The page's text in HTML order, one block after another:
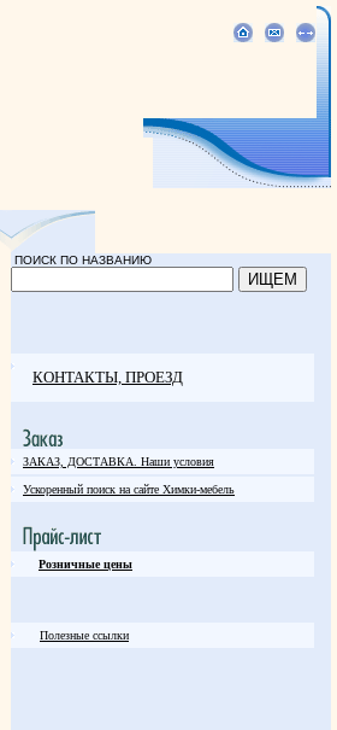
ПОИСК ПО НАЗВАНИЮ
КОНТАКТЫ, ПРОЕЗД
ЗАКАЗ, ДОСТАВКА. Наши условия
Ускоренный поиск на сайте Химки-мебель
Розничные цены
Полезные ссылки